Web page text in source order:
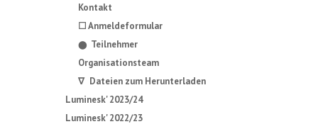
Kontakt
☐ Anmeldeformular
⬤ Teilnehmer
Organisationsteam
∇ Dateien zum Herunterladen
Luminesk' 2023/24
Luminesk' 2022/23